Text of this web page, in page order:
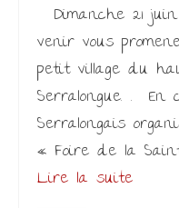
Dimanche 21
venir vous
petit village du
Serralongue. . En
Serralongais
« Foire de la
Lire la suite­­